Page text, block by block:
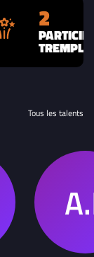
2
Tous les talents